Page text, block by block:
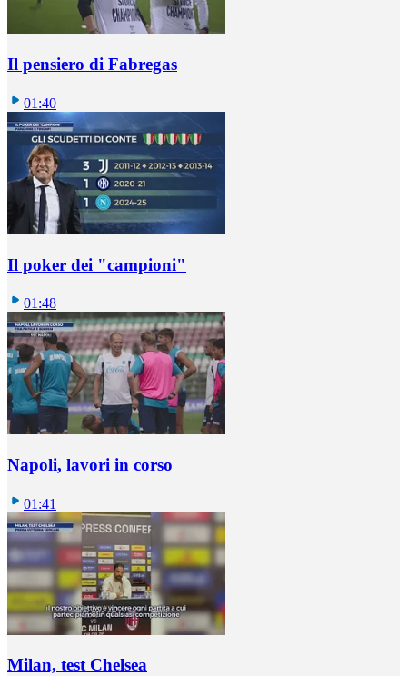
Il pensiero di Fabregas
01:40
Il poker dei "campioni"
01:48
Napoli, lavori in corso
01:41
Milan, test Chelsea